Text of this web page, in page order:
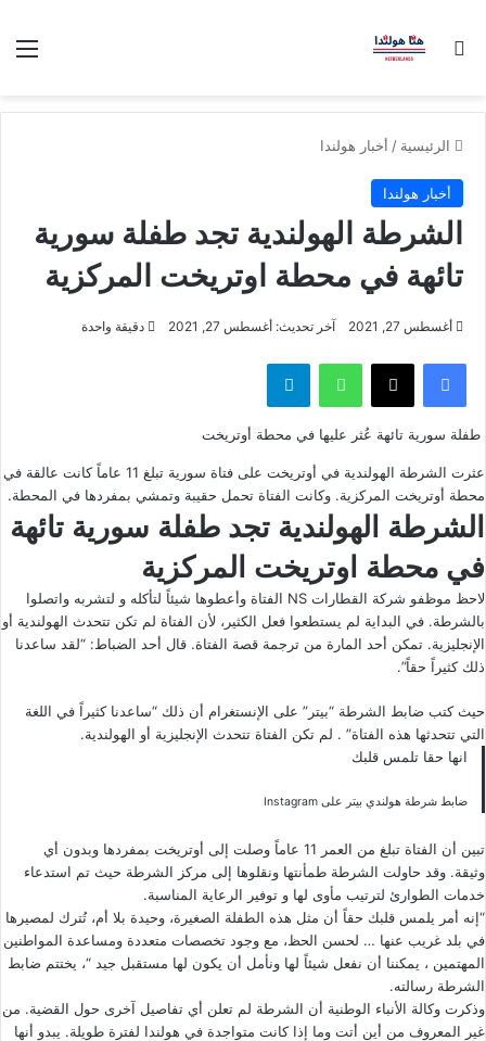
بحث عن
الرئيسية / أخبار هولندا
أخبار هولندا
الشرطة الهولندية تجد طفلة سورية
تائهة في محطة اوتريخت المركزية
أغسطس 27, 2021 آخر تحديث: أغسطس 27, 2021 دقيقة واحدة
فيسبوك ‫X واتساب تيلقرام
طفلة سورية تائهة عُثر عليها في محطة أوتريخت
عثرت الشرطة الهولندية في أوتريخت على فتاة سورية تبلغ 11 عاماً كانت عالقة في
محطة أوتريخت المركزية. وكانت الفتاة تحمل حقيبة وتمشي بمفردها في المحطة.
الشرطة الهولندية تجد طفلة سورية تائهة
في محطة اوتريخت المركزية
لاحظ موظفو شركة القطارات NS الفتاة وأعطوها شيئاً لتأكله و لتشربه واتصلوا
بالشرطة. في البداية لم يستطعوا فعل الكثير، لأن الفتاة لم تكن تتحدث الهولندية أو
الإنجليزية. تمكن أحد المارة من ترجمة قصة الفتاة. قال أحد الضباط: “لقد ساعدنا
ذلك كثيراً حقاً”.
حيث كتب ضابط الشرطة “بيتر” على الإنستغرام أن ذلك “ساعدنا كثيراً في اللغة
التي تتحدثها هذه الفتاة” . لم تكن الفتاة تتحدث الإنجليزية أو الهولندية.
انها حقا تلمس قلبك
ضابط شرطة هولندي بيتر على Instagram
تبين أن الفتاة تبلغ من العمر 11 عاماً وصلت إلى أوتريخت بمفردها وبدون أي
وثيقة. وقد حاولت الشرطة طمأنتها ونقلوها إلى مركز الشرطة حيث تم استدعاء
خدمات الطوارئ لترتيب مأوى لها و توفير الرعاية المناسبة.
“إنه أمر يلمس قلبك حقاً أن مثل هذه الطفلة الصغيرة، وحيدة بلا أم، تُترك لمصيرها
في بلد غريب عنها … لحسن الحظ، مع وجود تخصصات متعددة ومساعدة المواطنين
المهتمين ، يمكننا أن نفعل شيئاً لها ونأمل أن يكون لها مستقبل جيد “، يختتم ضابط
الشرطة رسالته.
وذكرت وكالة الأنباء الوطنية أن الشرطة لم تعلن أي تفاصيل آخرى حول القضية. من
غير المعروف من أين أتت وما إذا كانت متواجدة في هولندا لفترة طويلة. يبدو أنها